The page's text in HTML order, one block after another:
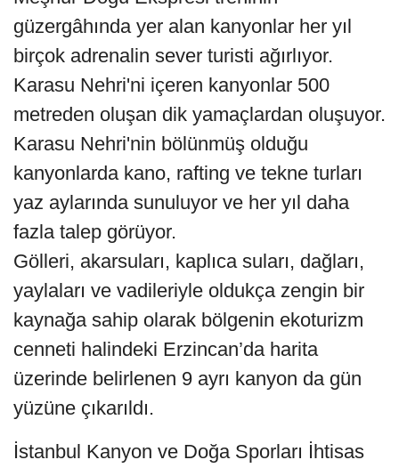
güzergâhında yer alan kanyonlar her yıl
birçok adrenalin sever turisti ağırlıyor.
Karasu Nehri'ni içeren kanyonlar 500
metreden oluşan dik yamaçlardan oluşuyor.
Karasu Nehri'nin bölünmüş olduğu
kanyonlarda kano, rafting ve tekne turları
yaz aylarında sunuluyor ve her yıl daha
fazla talep görüyor.
Gölleri, akarsuları, kaplıca suları, dağları,
yaylaları ve vadileriyle oldukça zengin bir
kaynağa sahip olarak bölgenin ekoturizm
cenneti halindeki Erzincan’da harita
üzerinde belirlenen 9 ayrı kanyon da gün
yüzüne çıkarıldı.
İstanbul Kanyon ve Doğa Sporları İhtisas